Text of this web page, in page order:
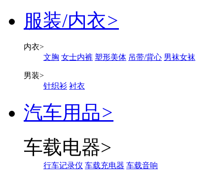
服装/内衣>
内衣>
文胸 女士内裤 塑形美体 吊带/背心 男袜女袜
男装>
针织衫 衬衣
汽车用品>
车载电器>
行车记录仪 车载充电器 车载音响